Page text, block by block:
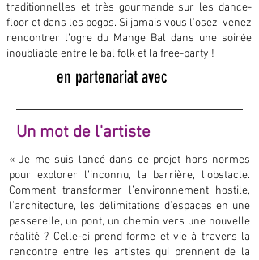
traditionnelles et très gourmande sur les dance-
floor et dans les pogos. Si jamais vous l’osez, venez
rencontrer l’ogre du Mange Bal dans une soirée
inoubliable entre le bal folk et la free-party !
en partenariat avec
Un mot de l'artiste
« Je me suis lancé dans ce projet hors normes
pour explorer l’inconnu, la barrière, l’obstacle.
Comment transformer l’environnement hostile,
l’architecture, les délimitations d’espaces en une
passerelle, un pont, un chemin vers une nouvelle
réalité ? Celle-ci prend forme et vie à travers la
rencontre entre les artistes qui prennent de la